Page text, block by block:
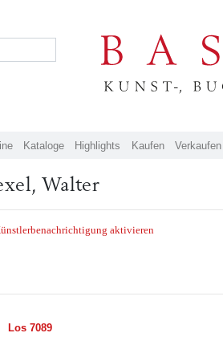
Kataloge Highlights Kaufen Verkaufen
Walter
aktivieren
Los 7089